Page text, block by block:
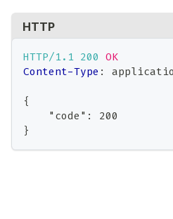
HTTP
HTTP/1.1 200 OK
Content-Type :
{
    "code": 200
}